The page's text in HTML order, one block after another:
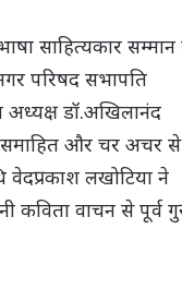
साहित्यकार
परिषद सभापति
अध्यक्ष डॉ.अखिलानंद
समाहित और चर अचर से
वेदप्रकाश लखोटिया ने
कविता वाचन से पूर्व